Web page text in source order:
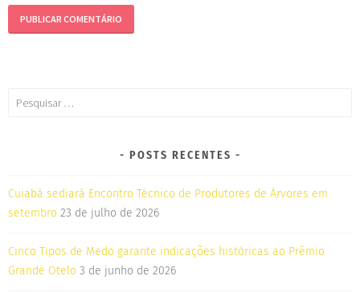
POSTS RECENTES
Cuiabá sediará Encontro Técnico de Produtores de Árvores em
setembro 23 de julho de 2026
Cinco Tipos de Medo garante indicações históricas ao Prêmio
Grande Otelo 3 de junho de 2026